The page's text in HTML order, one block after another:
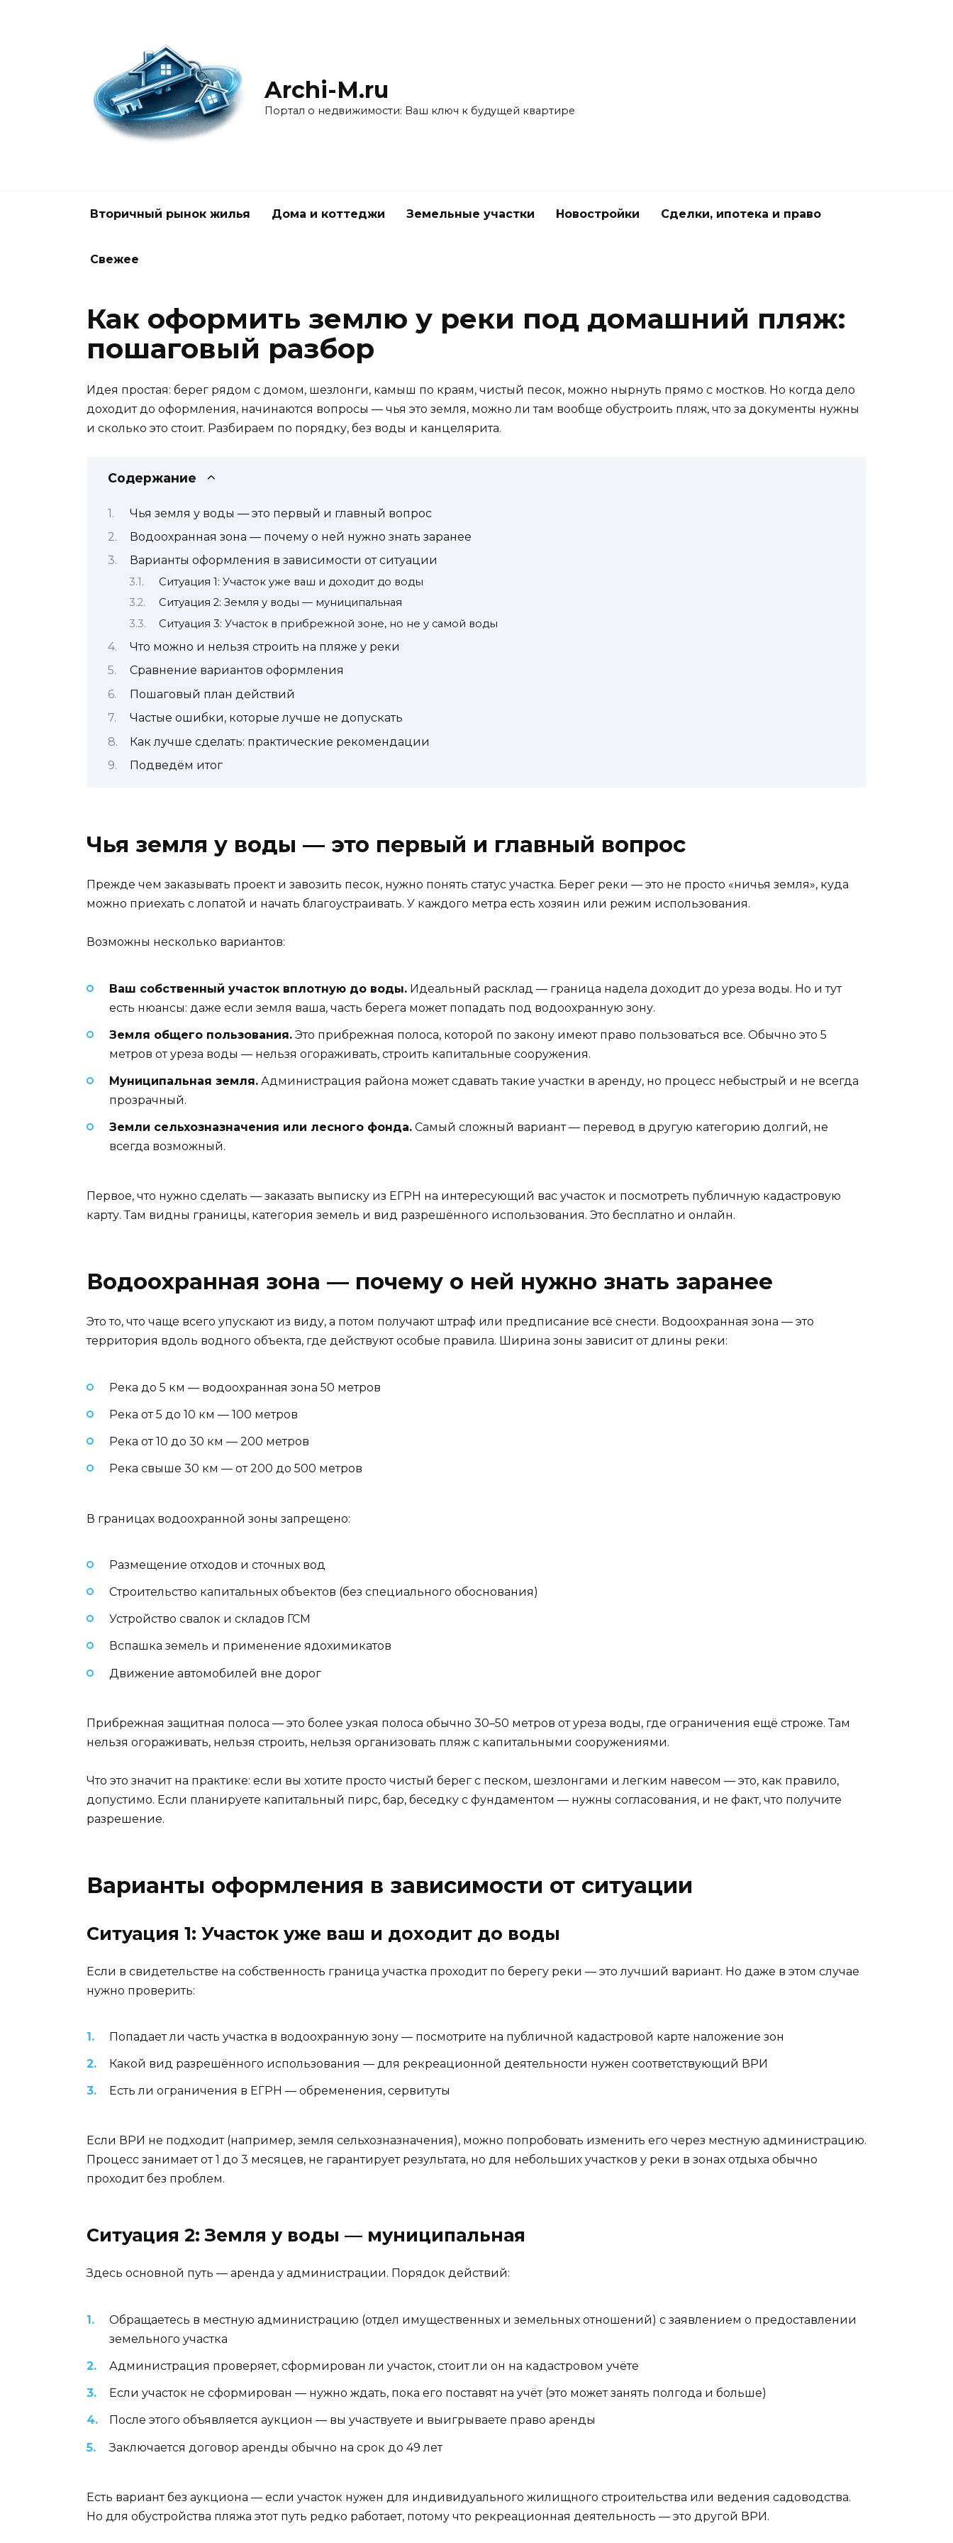
Archi-M.ru
Портал о недвижимости: Ваш ключ к будущей квартире
Вторичный рынок жилья Дома и коттеджи Земельные участки Новостройки Сделки, ипотека и право
Свежее
Как оформить землю у реки под домашний пляж:
пошаговый разбор
Идея простая: берег рядом с домом, шезлонги, камыш по краям, чистый песок, можно нырнуть прямо с мостков. Но когда дело
доходит до оформления, начинаются вопросы — чья это земля, можно ли там вообще обустроить пляж, что за документы нужны
и сколько это стоит. Разбираем по порядку, без воды и канцелярита.
Содержание
Чья земля у воды — это первый и главный вопрос
Водоохранная зона — почему о ней нужно знать заранее
Варианты оформления в зависимости от ситуации
Ситуация 1: Участок уже ваш и доходит до воды
Ситуация 2: Земля у воды — муниципальная
Ситуация 3: Участок в прибрежной зоне, но не у самой воды
Что можно и нельзя строить на пляже у реки
Сравнение вариантов оформления
Пошаговый план действий
Частые ошибки, которые лучше не допускать
Как лучше сделать: практические рекомендации
Подведём итог
Чья земля у воды — это первый и главный вопрос
Прежде чем заказывать проект и завозить песок, нужно понять статус участка. Берег реки — это не просто «ничья земля», куда
можно приехать с лопатой и начать благоустраивать. У каждого метра есть хозяин или режим использования.
Возможны несколько вариантов:
Ваш собственный участок вплотную до воды. Идеальный расклад — граница надела доходит до уреза воды. Но и тут
есть нюансы: даже если земля ваша, часть берега может попадать под водоохранную зону.
Земля общего пользования. Это прибрежная полоса, которой по закону имеют право пользоваться все. Обычно это 5
метров от уреза воды — нельзя огораживать, строить капитальные сооружения.
Муниципальная земля. Администрация района может сдавать такие участки в аренду, но процесс небыстрый и не всегда
прозрачный.
Земли сельхозназначения или лесного фонда. Самый сложный вариант — перевод в другую категорию долгий, не
всегда возможный.
Первое, что нужно сделать — заказать выписку из ЕГРН на интересующий вас участок и посмотреть публичную кадастровую
карту. Там видны границы, категория земель и вид разрешённого использования. Это бесплатно и онлайн.
Водоохранная зона — почему о ней нужно знать заранее
Это то, что чаще всего упускают из виду, а потом получают штраф или предписание всё снести. Водоохранная зона — это
территория вдоль водного объекта, где действуют особые правила. Ширина зоны зависит от длины реки:
Река до 5 км — водоохранная зона 50 метров
Река от 5 до 10 км — 100 метров
Река от 10 до 30 км — 200 метров
Река свыше 30 км — от 200 до 500 метров
В границах водоохранной зоны запрещено:
Размещение отходов и сточных вод
Строительство капитальных объектов (без специального обоснования)
Устройство свалок и складов ГСМ
Вспашка земель и применение ядохимикатов
Движение автомобилей вне дорог
Прибрежная защитная полоса — это более узкая полоса обычно 30–50 метров от уреза воды, где ограничения ещё строже. Там
нельзя огораживать, нельзя строить, нельзя организовать пляж с капитальными сооружениями.
Что это значит на практике: если вы хотите просто чистый берег с песком, шезлонгами и легким навесом — это, как правило,
допустимо. Если планируете капитальный пирс, бар, беседку с фундаментом — нужны согласования, и не факт, что получите
разрешение.
Варианты оформления в зависимости от ситуации
Ситуация 1: Участок уже ваш и доходит до воды
Если в свидетельстве на собственность граница участка проходит по берегу реки — это лучший вариант. Но даже в этом случае
нужно проверить:
Попадает ли часть участка в водоохранную зону — посмотрите на публичной кадастровой карте наложение зон
Какой вид разрешённого использования — для рекреационной деятельности нужен соответствующий ВРИ
Есть ли ограничения в ЕГРН — обременения, сервитуты
Если ВРИ не подходит (например, земля сельхозназначения), можно попробовать изменить его через местную администрацию.
Процесс занимает от 1 до 3 месяцев, не гарантирует результата, но для небольших участков у реки в зонах отдыха обычно
проходит без проблем.
Ситуация 2: Земля у воды — муниципальная
Здесь основной путь — аренда у администрации. Порядок действий:
Обращаетесь в местную администрацию (отдел имущественных и земельных отношений) с заявлением о предоставлении
земельного участка
Администрация проверяет, сформирован ли участок, стоит ли он на кадастровом учёте
Если участок не сформирован — нужно ждать, пока его поставят на учёт (это может занять полгода и больше)
После этого объявляется аукцион — вы участвуете и выигрываете право аренды
Заключается договор аренды обычно на срок до 49 лет
Есть вариант без аукциона — если участок нужен для индивидуального жилищного строительства или ведения садоводства.
Но для обустройства пляжа этот путь редко работает, потому что рекреационная деятельность — это другой ВРИ.